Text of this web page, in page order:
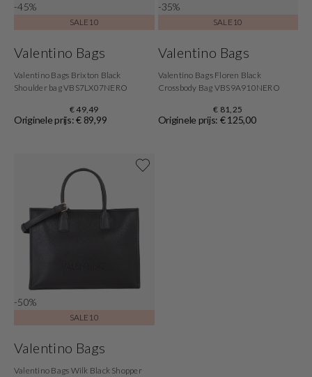
-45%
SALE10
Valentino Bags
Valentino Bags Brixton Black
Shoulder bag VBS7LX07NERO
€ 49,49
Originele prijs: € 89,99
-35%
SALE10
Valentino Bags
Valentino Bags Floren Black
Crossbody Bag VBS9A910NERO
€ 81,25
Originele prijs: € 125,00
-50%
SALE10
Valentino Bags
Valentino Bags Wilk Black Shopper